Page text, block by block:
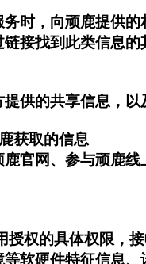
务时，向顽鹿提供
接找到此类信息
供的共享信息，
获取的信息
官网、参与顽鹿
授权的具体权限，
软硬件特征信息